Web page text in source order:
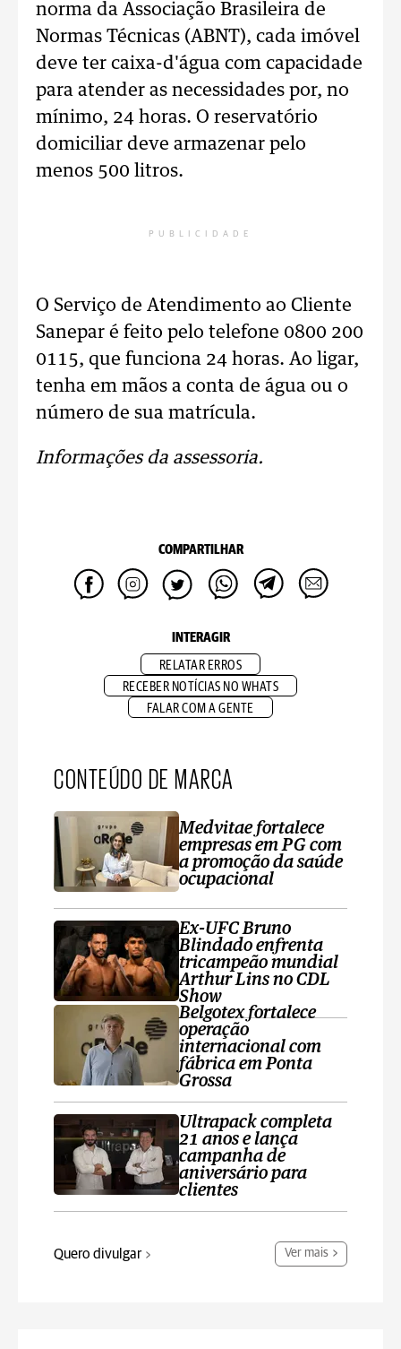
norma da Associação Brasileira de
Normas Técnicas (ABNT), cada imóvel
deve ter caixa-d'água com capacidade
para atender as necessidades por, no
mínimo, 24 horas. O reservatório
domiciliar deve armazenar pelo
menos 500 litros.
PUBLICIDADE
O Serviço de Atendimento ao Cliente
Sanepar é feito pelo telefone 0800 200
0115, que funciona 24 horas. Ao ligar,
tenha em mãos a conta de água ou o
número de sua matrícula.
Informações da assessoria.
COMPARTILHAR
INTERAGIR
RELATAR ERROS
RECEBER NOTÍCIAS NO WHATS
FALAR COM A GENTE
CONTEÚDO DE MARCA
Medvitae fortalece
empresas em PG com
a promoção da saúde
ocupacional
Ex-UFC Bruno
Blindado enfrenta
tricampeão mundial
Arthur Lins no CDL
Show
Belgotex fortalece
operação
internacional com
fábrica em Ponta
Grossa
Ultrapack completa
21 anos e lança
campanha de
aniversário para
clientes
Quero divulgar Ver mais